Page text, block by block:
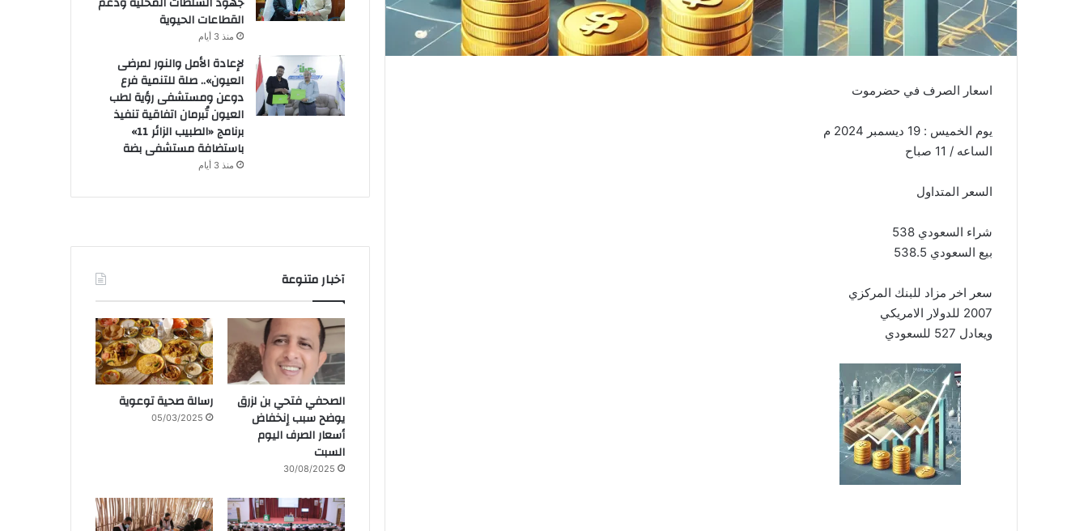
اسعار الصرف في حضرموت
يوم الخميس : 19 ديسمبر 2024 م
الساعه / 11 صباح
السعر المتداول
شراء السعودي 538
بيع السعودي 538.5
سعر اخر مزاد للبنك المركزي
2007 للدولار الامريكي
ويعادل 527 للسعودي
القطاعات الحيوية
منذ 3 أيام
لإعادة الأمل والنور لمرضى
العيون».. صلة للتنمية فرع
دوعن ومستشفى رؤية لطب
العيون تُبرمان اتفاقية تنفيذ
برنامج «الطبيب الزائر 11»
باستضافة مستشفى بضة
منذ 3 أيام
آخبار متنوعة
الصحفي فتحي بن لزرق
يوضح سبب إنخفاض
أسعار الصرف اليوم
السبت
30/08/2025
رسالة صحية توعوية
05/03/2025